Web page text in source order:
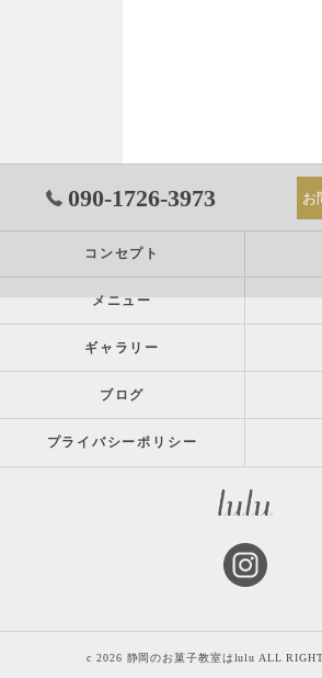
090-1726-3973 お
コンセプト
メニュー
ギャラリー
ブログ
プライバシーポリシー
c 2026 静岡のお菓子教室はlulu ALL